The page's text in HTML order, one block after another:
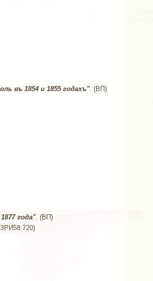
въ 1854 и 1855 годахъ". (ВП)
года". (ВП)